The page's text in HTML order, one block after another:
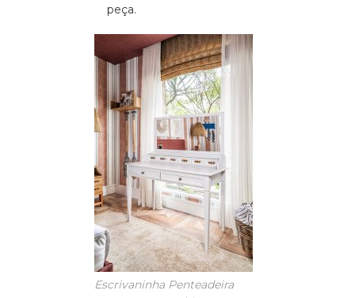
peça.
Escrivaninha Penteadeira